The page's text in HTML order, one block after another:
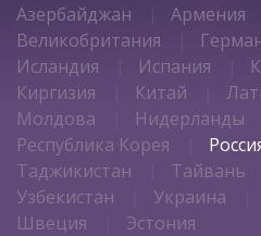
Азербайджан Армения
Великобритания
Исландия
Испания
Киргизия
Китай
Молдова
Нидерланды
Республика Корея
Таджикистан
Тайвань
Узбекистан
Украина
Швеция
Эстония